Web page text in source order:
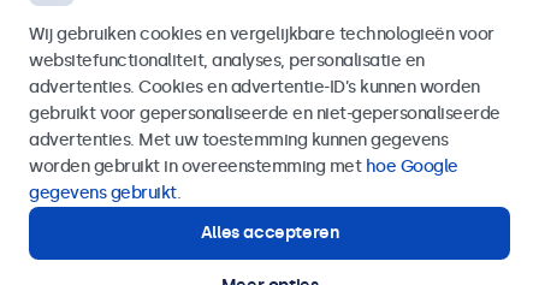
4.8/5 door 5000+ bedrijven
Nederlands
Verzenden
Of bel ons op
Hulp of advies nodig?
Direct contact met een specialist.
Wij gebruiken cookies en vergelijkbare technologieën voor
websitefunctionaliteit, analyses, personalisatie en
advertenties. Cookies en advertentie-ID’s kunnen worden
gebruikt voor gepersonaliseerde en niet-gepersonaliseerde
advertenties. Met uw toestemming kunnen gegevens
worden gebruikt in overeenstemming met hoe Google
gegevens gebruikt.
Alles accepteren